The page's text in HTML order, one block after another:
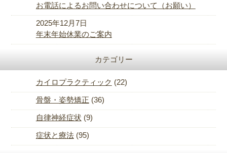
お電話によるお問い合わせについて（お願い）
2025年12月7日
年末年始休業のご案内
カテゴリー
カイロプラクティック (22)
骨盤・姿勢矯正 (36)
自律神経症状 (9)
症状と療法(95)